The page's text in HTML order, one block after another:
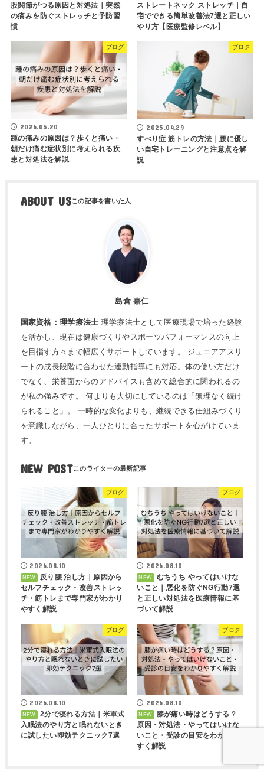
股関節がつる原因と対処法｜突然
の痛みを防ぐストレッチと予防習
慣
ストレートネック ストレッチ｜自
宅でできる簡単改善法7選と正しい
やり方【医療監修レベル】
ブログ
2026.05.20
踵の痛みの原因は？歩くと痛い・
朝だけ痛む症状別に考えられる疾
患と対処法を解説
ブログ
2025.04.29
すべり症 筋トレの方法｜腰に優し
い自宅トレーニングと注意点を解
説
ABOUT US
島倉 嘉仁
国家資格：理学療法士 理学療法士として医療現場で培った経験
を活かし、現在は健康づくりやスポーツパフォーマンスの向上
を目指す方々まで幅広くサポートしています。 ジュニアアスリ
ートの成長段階に合わせた運動指導にも対応。体の使い方だけ
でなく、栄養面からのアドバイスも含めて総合的に関われるの
が私の強みです。 何よりも大切にしているのは「無理なく続け
られること」。 一時的な変化よりも、継続できる仕組みづくり
を意識しながら、一人ひとりに合ったサポートを心がけていま
す。
NEW POST
ブログ
2026.08.10
反り腰 治し方｜原因から
セルフチェック・改善ストレッ
チ・筋トレまで専門家がわかり
やすく解説
ブログ
2026.08.10
むちうち やってはいけな
いこと｜悪化を防ぐNG行動7選
と正しい対処法を医療情報に基
づいて解説
ブログ
2026.08.10
2分で寝れる方法｜米軍式
入眠法のやり方と眠れないとき
に試したい即効テクニック7選
ブログ
2026.08.10
膝が痛い時はどうする？
原因・対処法・やってはいけな
いこと・受診の目安をわかりや
すく解説